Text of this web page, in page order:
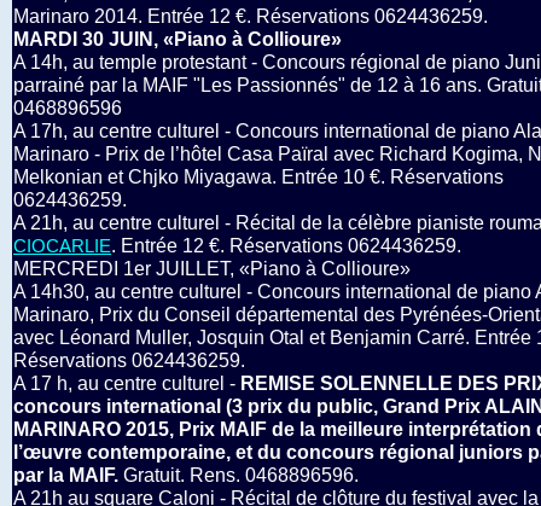
Marinaro 2014. Entrée 12 €. Réservations 0624436259.
MARDI 30 JUIN, «Piano à Collioure»
A 14h, au temple protestant - Concours régional de piano
parrainé par la MAIF "Les Passionnés" de 12 à 16 ans.
0468896596
A 17h, au centre culturel - Concours international de piano
Marinaro - Prix de l’hôtel Casa Païral avec Richard Kogima,
Melkonian et Chjko Miyagawa. Entrée 10 €. Réservations
0624436259.
A 21h, au centre culturel - Récital de la célèbre pianiste
CIOCARLIE. Entrée 12 €. Réservations 0624436259.
MERCREDI 1er JUILLET, «Piano à Collioure»
A 14h30, au centre culturel - Concours international de piano
Marinaro, Prix du Conseil départemental des Pyrénées-
avec Léonard Muller, Josquin Otal et Benjamin Carré. Entrée
Réservations 0624436259.
A 17 h, au centre culturel - REMISE SOLENNELLE DES
concours international (3 prix du public, Grand Prix
MARINARO 2015, Prix MAIF de la meilleure interprétation
l’œuvre contemporaine, et du concours régional juniors
par la MAIF. Gratuit. Rens. 0468896596.
A 21h au square Caloni - Récital de clôture du festival avec